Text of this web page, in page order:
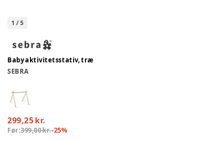
1 /5
Baby aktivitetsstativ, træ
SEBRA
299,25 kr.
Før:399,00 kr.-25%